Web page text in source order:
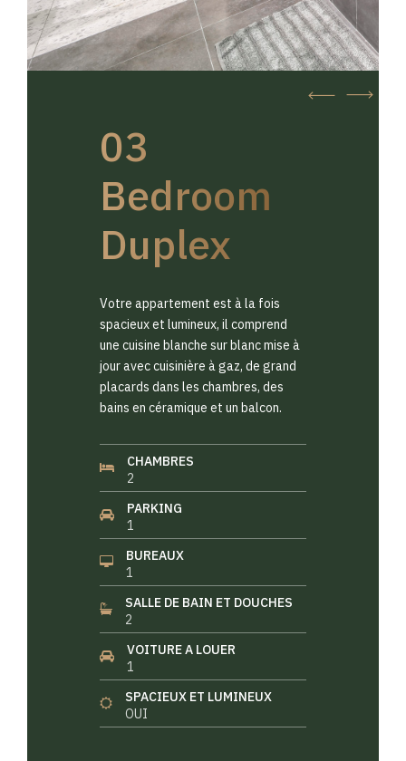
03
Bedroom
Duplex
Votre appartement est à la fois
spacieux et lumineux, il comprend
une cuisine blanche sur blanc mise à
jour avec cuisinière à gaz, de grand
placards dans les chambres, des
bains en céramique et un balcon.
CHAMBRES
2
PARKING
1
BUREAUX
1
SALLE DE BAIN ET DOUCHES
2
VOITURE A LOUER
1
SPACIEUX ET LUMINEUX
OUI